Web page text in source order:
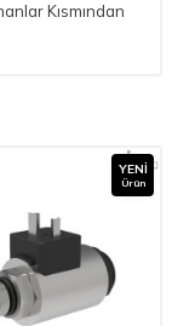
Kısmından
YENI
Ürün